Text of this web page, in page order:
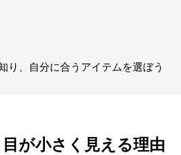
り、自分に合うアイテムを選ぼう
が小さく見える理由